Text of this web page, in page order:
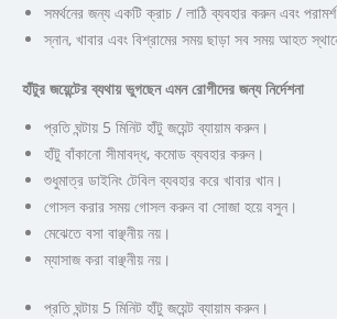
সমর্থনের জন্য একটি ক্রাচ / লাঠি ব্যবহার করুন এবং
স্নান, খাবার এবং বিশ্রামের সময় ছাড়া সব সময় আহত
হাঁটুর জয়েন্টের ব্যথায় ভুগছেন এমন রোগীদের জন্য নির্দেশনা
প্রতি ঘন্টায় 5 মিনিট হাঁটু জয়েন্ট ব্যায়াম করুন।
হাঁটু বাঁকানো সীমাবদ্ধ, কমোড ব্যবহার করুন।
শুধুমাত্র ডাইনিং টেবিল ব্যবহার করে খাবার খান।
গোসল করার সময় গোসল করুন বা সোজা হয়ে বসুন।
মেঝেতে বসা বাঞ্ছনীয় নয়।
ম্যাসাজ করা বাঞ্ছনীয় নয়।
প্রতি ঘন্টায় 5 মিনিট হাঁটু জয়েন্ট ব্যায়াম করুন।